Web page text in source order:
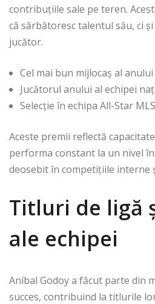
contribuțiile sale pe teren.
că sărbătoresc talentul său, ci
jucător.
Cel mai bun mijlocaș al
Jucătorul anului al echipei
Selecție în echipa All-Star MLS
Aceste premii reflectă
performa constant la un nivel
deosebit în competițiile interne
Titluri de ligă
ale echipei
Aníbal Godoy a făcut parte din
succes, contribuind la titlurile